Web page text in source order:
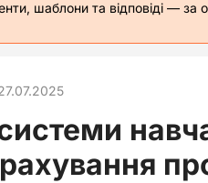
шаблони та відповіді — за